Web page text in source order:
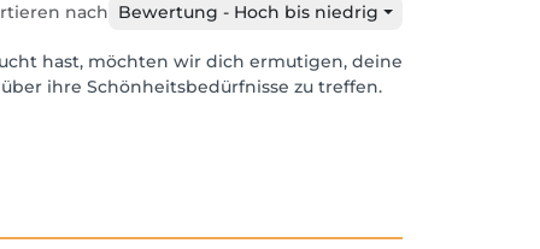
nach Bewertung - Hoch bis niedrig
hast, möchten wir dich ermutigen, deine
ihre Schönheitsbedürfnisse zu treffen.